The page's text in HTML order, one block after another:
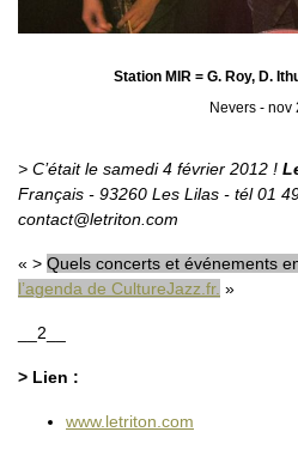
Station MIR = G. Roy, D.
Nevers - nov
> C’était le samedi 4 février 2012 !
Français - 93260 Les Lilas - tél 01
contact@letriton.com
> Quels concerts et événements
l’agenda de CultureJazz.fr.
__2__
> Lien :
www.letriton.com